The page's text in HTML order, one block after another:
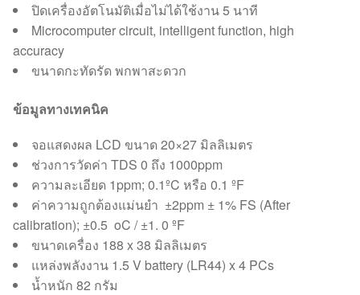
ปิดเครื่องอัตโนมัติเมื่อไม่ได้ใช้งาน 5 นาที
Microcomputer circuit, intelligent function, high
accuracy
ขนาดกะทัดรัด พกพาสะดวก
ข้อมูลทางเทคนิค
จอแสดงผล LCD ขนาด 20×27 มิลลิเมตร
ช่วงการวัดค่า TDS 0 ถึง 1000ppm
ความละเอียด 1ppm; 0.1ºC หรือ 0.1 ºF
ค่าความถูกต้องแม่นยำ ±2ppm ± 1% FS (After
calibration); ±0.5 oC / ±1. 0 ºF
ขนาดเครื่อง 188 x 38 มิลลิเมตร
แหล่งพลังงาน 1.5 V battery (LR44) x 4 PCs
น้ำหนัก 82 กรัม